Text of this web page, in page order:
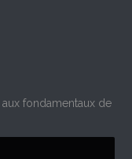
fondamentaux de